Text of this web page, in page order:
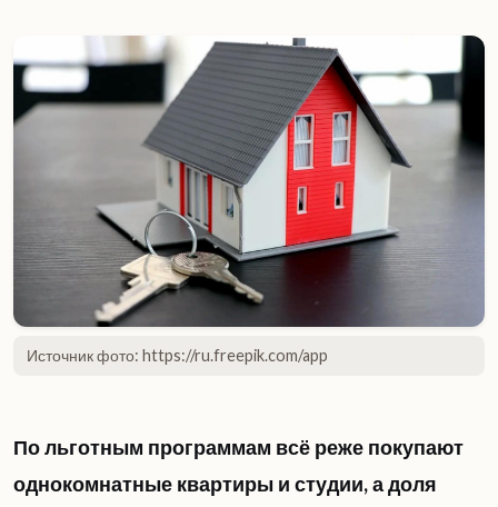
Источник фото: https://ru.freepik.com/app
По льготным программам всё реже покупают
однокомнатные квартиры и студии, а доля